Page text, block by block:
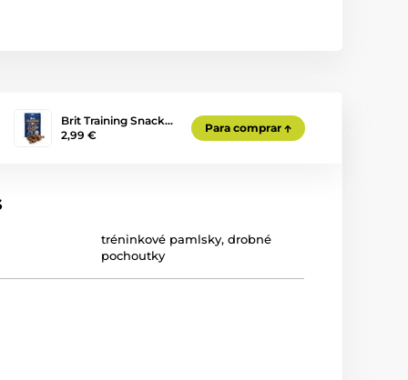
Brit Training Snack…
2,99 €
Para comprar
tréninkové pamlsky,drobné
pochoutky